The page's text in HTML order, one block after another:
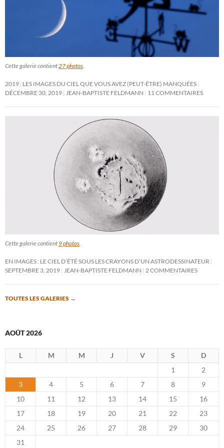
Cette galerie contient 27 photos
2019 : LES IMAGES DU CIEL QUE VOUS AVEZ (PEUT-ÊTRE) MANQUÉES
DÉCEMBRE 30, 2019
JEAN-BAPTISTE FELDMANN 11 COMMENTAIRES
Cette galerie contient 9 photos
EN IMAGES : LE CIEL D’ÉTÉ SOUS LES CRAYONS D’UN ASTRODESSINATEUR
SEPTEMBRE 3, 2019
JEAN-BAPTISTE FELDMANN 2 COMMENTAIRES
TOUTES LES GALERIES →
AOÛT 2026
L M M J V S
D
1
2
3
4 5 6 7 8
9
10
11 12 13 14 15
16
17
18 19 20 21 22
23
24
25 26 27 28 29
30
31